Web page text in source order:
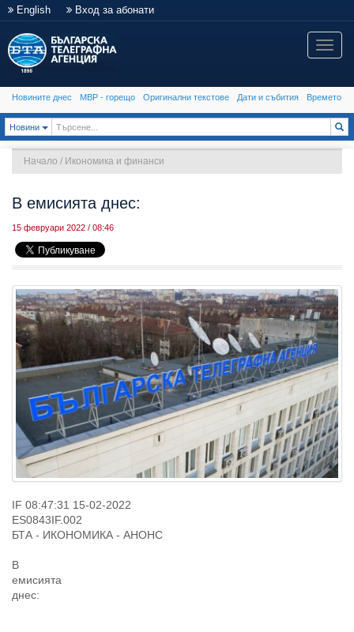
English Вход за абонати
Toggle
Новините днес МВР - горещо Оригинални текстове Дати и събития Времето
Новини Toggle Dropdown
Начало / Икономика и финанси
В емисията днес:
15 февруари 2022 / 08:46
IF 08:47:31 15-02-2022
ES0843IF.002
БТА - ИКОНОМИКА - АНОНС
В
емисията
днес: